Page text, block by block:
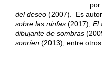
por
del deseo(2007). Es
sobre las ninfas(2017), El
dibujante de sombras
sonríen(2013), entre